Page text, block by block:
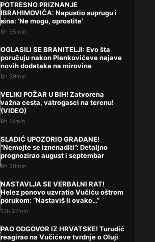
POTRESNO PRIZNANJE
IBRAHIMOVIĆA: Napustio suprugu i
sina: ‘Ne mogu, oprostite’
8h 55min
OGLASILI SE BRANITELJI: Evo šta
poručuju nakon Plenkovićeve najave
novih dodataka na mirovine
8h 59min
VELIKI POŽAR U BIH! Zatvorena
važna cesta, vatrogasci na terenu!
(VIDEO)
9h 14min
SLADIĆ UPOZORIO GRAĐANE!
“Nemojte se iznenaditi”: Detaljno
prognozirao august i septembar
9h 20min
NASTAVLJA SE VERBALNI RAT!
Helez ponovo uzvratio Vučiću oštrom
porukom: “Nastaviš li ovako…”
13h 27min
PAO ODGOVOR IZ HRVATSKE! Turudić
reagirao na Vučićeve tvrdnje o Oluji